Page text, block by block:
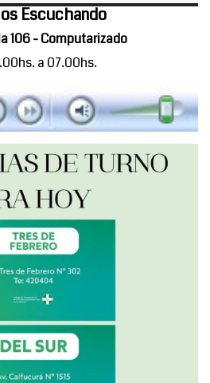
Escuchando
106 - Computarizado
a 07.00hs.